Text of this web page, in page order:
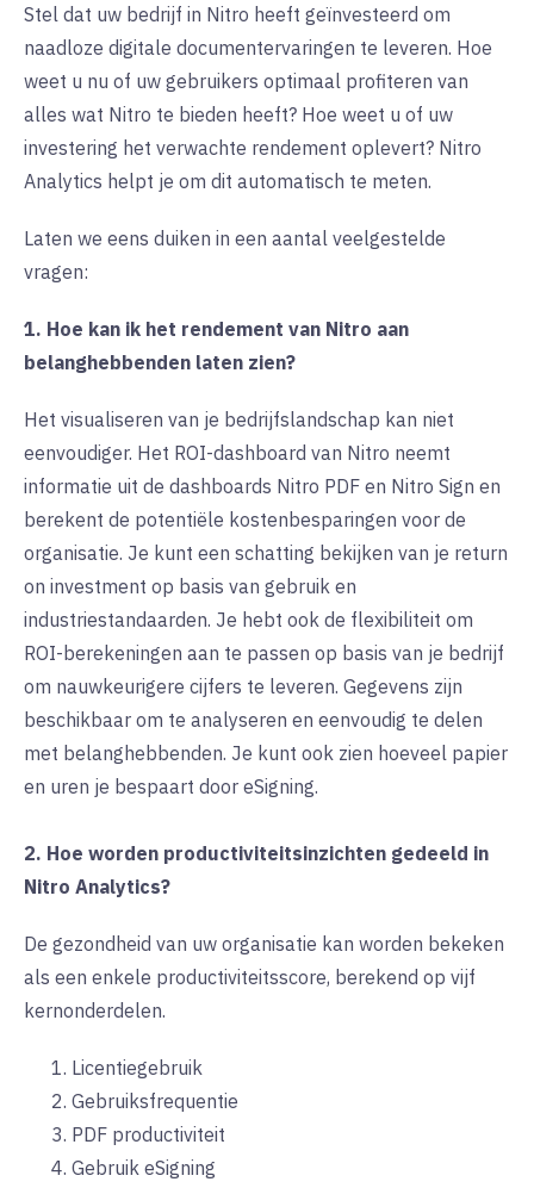
Stel dat uw bedrijf in Nitro heeft geïnvesteerd om
naadloze digitale documentervaringen te leveren. Hoe
weet u nu of uw gebruikers optimaal profiteren van
alles wat Nitro te bieden heeft? Hoe weet u of uw
investering het verwachte rendement oplevert? Nitro
Analytics helpt je om dit automatisch te meten.
Laten we eens duiken in een aantal veelgestelde
vragen:
1. Hoe kan ik het rendement van Nitro aan
belanghebbenden laten zien?
Het visualiseren van je bedrijfslandschap kan niet
eenvoudiger. Het ROI-dashboard van Nitro neemt
informatie uit de dashboards Nitro PDF en Nitro Sign en
berekent de potentiële kostenbesparingen voor de
organisatie. Je kunt een schatting bekijken van je return
on investment op basis van gebruik en
industriestandaarden. Je hebt ook de flexibiliteit om
ROI-berekeningen aan te passen op basis van je bedrijf
om nauwkeurigere cijfers te leveren. Gegevens zijn
beschikbaar om te analyseren en eenvoudig te delen
met belanghebbenden. Je kunt ook zien hoeveel papier
en uren je bespaart door eSigning.
2. Hoe worden productiviteitsinzichten gedeeld in
Nitro Analytics?
De gezondheid van uw organisatie kan worden bekeken
als een enkele productiviteitsscore, berekend op vijf
kernonderdelen.
Licentiegebruik
Gebruiksfrequentie
PDF productiviteit
Gebruik eSigning